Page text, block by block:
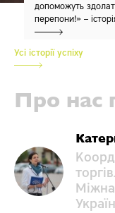
Усі історії успіху
допоможуть
перепони!» –
бенефіціара Івана
Про нас